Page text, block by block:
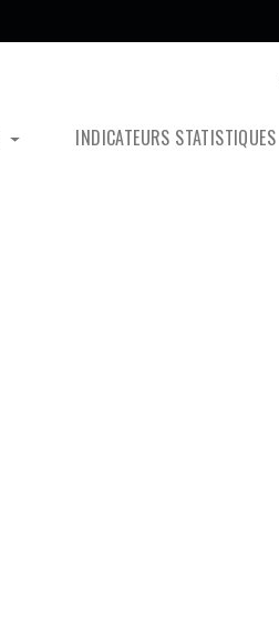
INDICATEURS STATISTIQUES